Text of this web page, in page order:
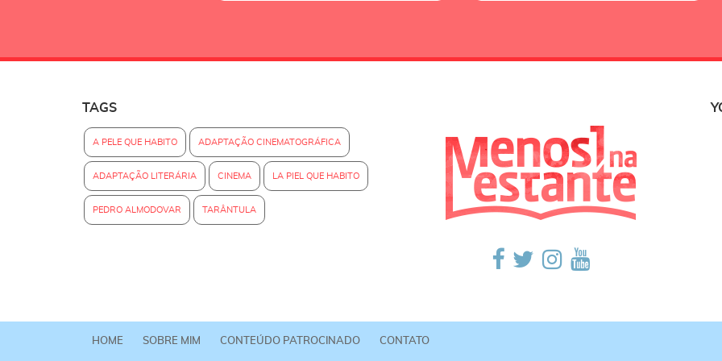
TAGS
A PELE QUE HABITO ADAPTAÇÃO CINEMATOGRÁFICA
ADAPTAÇÃO LITERÁRIA CINEMA LA PIEL QUE HABITO
PEDRO ALMODOVAR TARÂNTULA
HOME SOBRE MIM CONTEÚDO PATROCINADO CONTATO